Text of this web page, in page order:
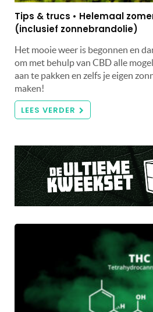
Tips & trucs • Helemaal
(inclusief zonnebrandolie)
Het mooie weer is begonnen en
om met behulp van CBD alle
aan te pakken en zelfs je eigen
maken!
LEES VERDER